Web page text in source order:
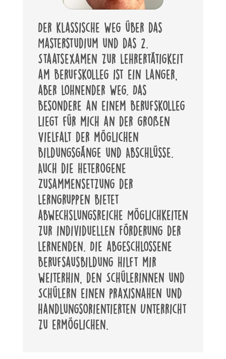
Der klassische Weg über das
Masterstudium und das 2.
Staatsexamen zur Lehrertätigkeit
am Berufskolleg ist ein langer,
aber lohnender Weg. Das
Besondere an einem Berufskolleg
liegt für mich an der großen
Vielfalt der möglichen
Bildungsgänge und Abschlüsse.
Auch die heterogene
Zusammensetzung der
Lerngruppen bietet
abwechslungsreiche Möglichkeiten
zur individuellen Förderung der
Lernenden. Die abgeschlossene
Berufsausbildung hilft mir
weiterhin, den Schülerinnen und
Schülern einen praxisnahen und
handlungsorientierten Unterricht
zu ermöglichen.